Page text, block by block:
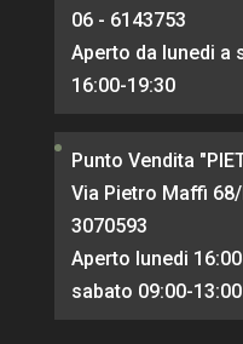
06 - 6143753
Aperto da lunedi a
16:00-19:30
Punto Vendita
Via Pietro Maffi
3070593
Aperto lunedi
sabato 09:00-